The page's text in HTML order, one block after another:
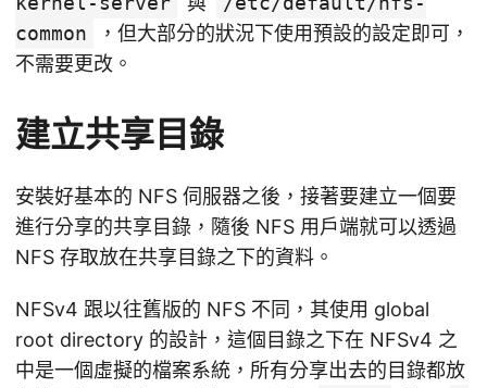
common
，但大部分的狀況下使用預設的設定即可，
不需要更改。
建立共享目錄
安裝好基本的 NFS 伺服器之後，接著要建立一個要
進行分享的共享目錄，隨後 NFS 用戶端就可以透過
NFS 存取放在共享目錄之下的資料。
NFSv4 跟以往舊版的 NFS 不同，其使用 global
root directory 的設計，這個目錄之下在 NFSv4 之
中是一個虛擬的檔案系統，所有分享出去的目錄都放